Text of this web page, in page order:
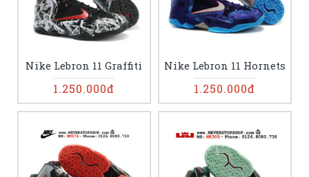
Nike Lebron 11 Graffiti
1.250.000đ
Nike Lebron 11 Hornets
1.250.000đ